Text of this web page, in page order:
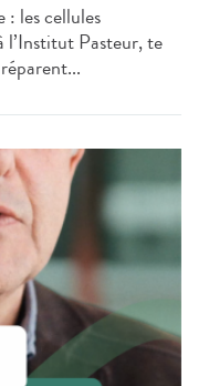
: les cellules
l’Institut Pasteur, te